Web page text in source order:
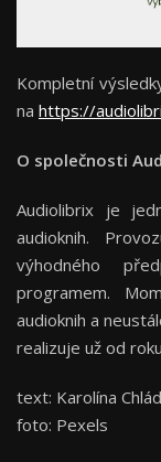
Kompletní
na https://
O společnosti
Audiolibrix je
audioknih.
výhodného
programem.
audioknih a
realizuje už od
text: Karolína
foto: Pexels